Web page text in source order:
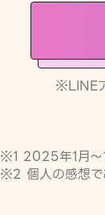
※LINE
※1 2025年1月〜
※2 個人の感想で